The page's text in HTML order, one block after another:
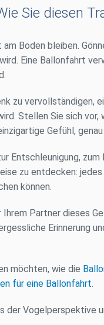
Sie diesen
Boden bleiben.
Eine Ballonfahrt
zu vervollständigen,
Stellen Sie sich
Gefühl,
Entschleunigung,
zu entdecken:
können.
Partner dieses
Erinnerung
möchten, wie die
für eine Ballonfahrt.
der Vogelperspektive